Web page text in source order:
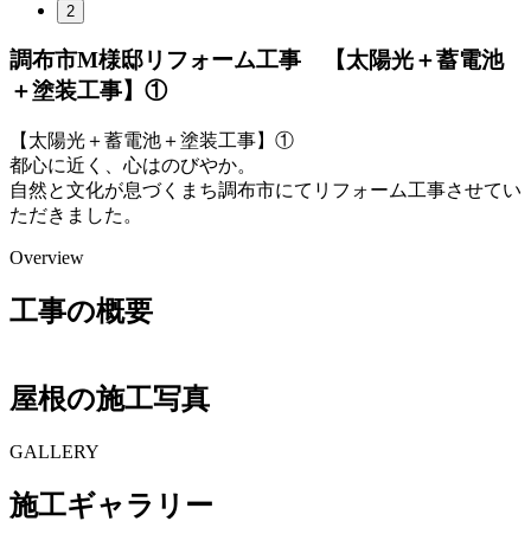
2
調布市M様邸リフォーム工事 【太陽光＋蓄電池
＋塗装工事】①
【太陽光＋蓄電池＋塗装工事】①
都心に近く、心はのびやか。
自然と文化が息づくまち調布市にてリフォーム工事させてい
ただきました。
Overview
工事の概要
屋根の施工写真
GALLERY
施工ギャラリー